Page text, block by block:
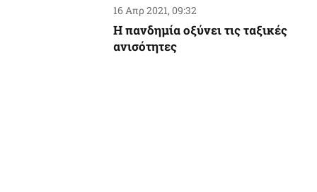
16 Απρ 2021, 09:32
Η πανδημία οξύνει τις ταξικές
ανισότητες